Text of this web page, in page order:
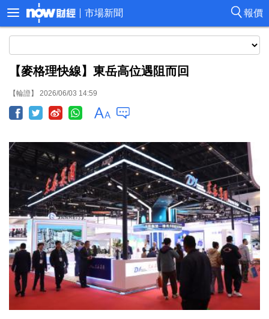
報價
市場新聞
【麥格理快線】東岳高位遇阻而回
【輪證】 2026/06/03 14:59